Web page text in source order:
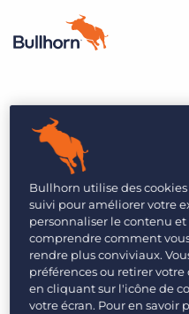
Solutions
Tarification
Produits
Ressources
Marketplace
Bullhorn utilise des
suivi pour améliorer votre
personnaliser le contenu
comprendre comment
rendre plus conviviaux.
préférences ou retirer
en cliquant sur l'icône de
votre écran. Pour en savoir